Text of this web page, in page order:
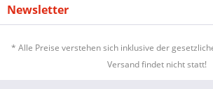
Newsletter
* Alle Preise verstehen sich inklusive der
Versand findet nicht statt!